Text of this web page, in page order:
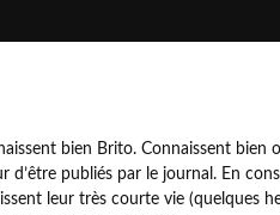
bien Brito. Connaissent bien
d’être publiés par le journal. En
leur très courte vie (quelques